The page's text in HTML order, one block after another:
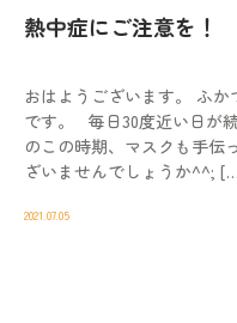
熱中症にご注意を！
おはようございます。 ふ
です。 毎日30度近い日が
のこの時期、マスクも手伝
ざいませんでしょうか^^;
2021.07.05